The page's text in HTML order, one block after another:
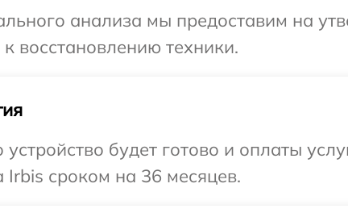
анализа мы предоставим на
восстановлению техники.
устройство будет готово и оплаты
Irbis сроком на 36 месяцев.